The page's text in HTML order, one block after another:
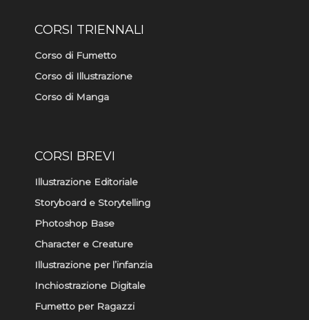
CORSI TRIENNALI
Corso di Fumetto
Corso di Illustrazione
Corso di Manga
CORSI BREVI
Illustrazione Editoriale
Storyboard e Storytelling
Photoshop Base
Character e Creature
Illustrazione per l’infanzia
Inchiostrazione Digitale
Fumetto per Ragazzi